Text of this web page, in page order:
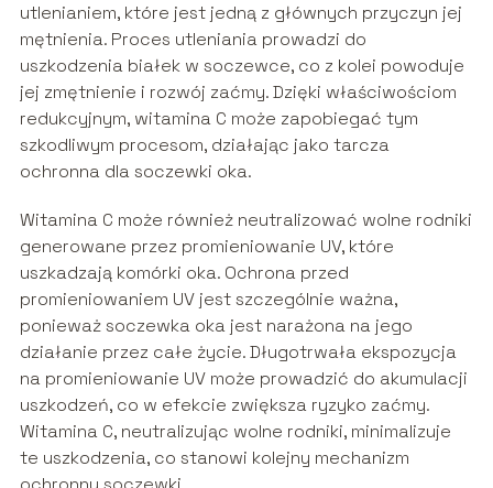
utlenianiem, które jest jedną z głównych przyczyn jej
mętnienia. Proces utleniania prowadzi do
uszkodzenia białek w soczewce, co z kolei powoduje
jej zmętnienie i rozwój zaćmy. Dzięki właściwościom
redukcyjnym, witamina C może zapobiegać tym
szkodliwym procesom, działając jako tarcza
ochronna dla soczewki oka.
Witamina C może również neutralizować wolne rodniki
generowane przez promieniowanie UV, które
uszkadzają komórki oka. Ochrona przed
promieniowaniem UV jest szczególnie ważna,
ponieważ soczewka oka jest narażona na jego
działanie przez całe życie. Długotrwała ekspozycja
na promieniowanie UV może prowadzić do akumulacji
uszkodzeń, co w efekcie zwiększa ryzyko zaćmy.
Witamina C, neutralizując wolne rodniki, minimalizuje
te uszkodzenia, co stanowi kolejny mechanizm